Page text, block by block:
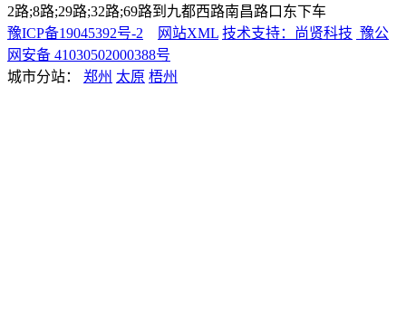
2路;8路;29路;32路;69路到九都西路南昌路口东下车
豫ICP备19045392号-2
网站XML 技术支持：尚贤科技 豫公
网安备 41030502000388号
城市分站：
郑州 太原 梧州